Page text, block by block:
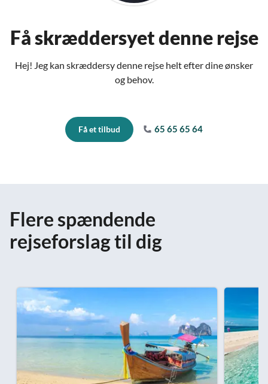
Få skræddersyet denne rejse
Hej! Jeg kan skræddersy denne rejse helt efter dine ønsker
og behov.
Få et tilbud 65 65 65 64
Flere spændende
rejseforslag til dig